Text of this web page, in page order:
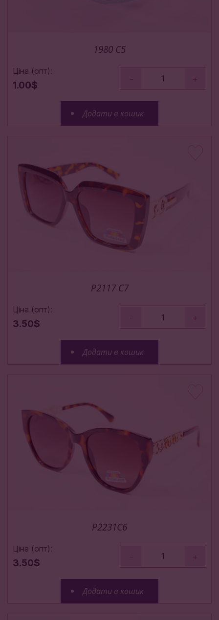
1980 C5
Ціна (опт):
1.00$
- +
Додати в кошик
P2117 C7
Ціна (опт):
3.50$
- +
Додати в кошик
P2231C6
Ціна (опт):
3.50$
- +
Додати в кошик